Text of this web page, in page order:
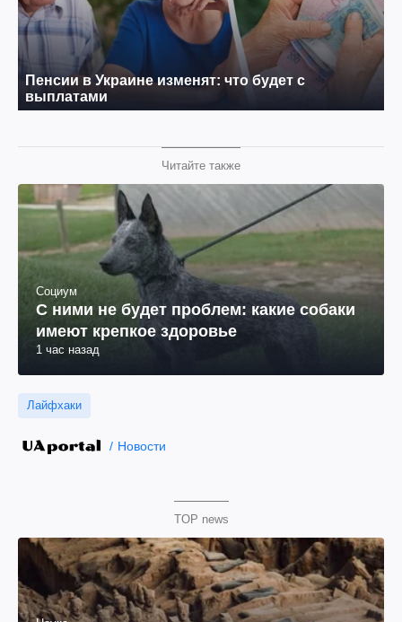
Читайте также
Социум
С ними не будет проблем: какие собаки
имеют крепкое здоровье
1 час назад
Лайфхаки
Новости
TOP news